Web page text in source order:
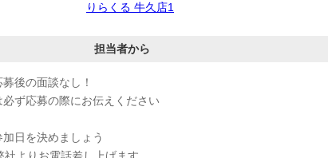
りらくる 牛久店1
担当者から
後の面談なし！
ず応募の際にお伝えください
日を決めましょう